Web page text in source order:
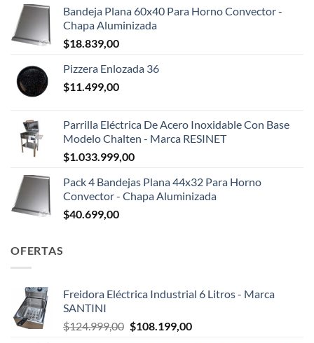
Bandeja Plana 60x40 Para Horno Convector -
Chapa Aluminizada
$18.839,00
Pizzera Enlozada 36
$11.499,00
Parrilla Eléctrica De Acero Inoxidable Con Base
Modelo Chalten - Marca RESINET
$1.033.999,00
Pack 4 Bandejas Plana 44x32 Para Horno
Convector - Chapa Aluminizada
$40.699,00
OFERTAS
Freidora Eléctrica Industrial 6 Litros - Marca
SANTINI
$124.999,00 El
$108.199,00El